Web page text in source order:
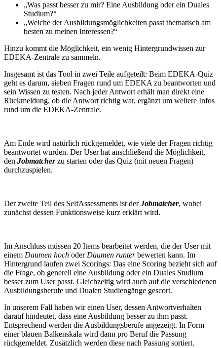
„Was passt besser zu mir? Eine Ausbildung oder ein Duales
Studium?“
„Welche der Ausbildungsmöglichkeiten passt thematisch am
besten zu meinen Interessen?“
Hinzu kommt die Möglichkeit, ein wenig Hintergrundwissen zur
EDEKA-Zentrale zu sammeln.
Insgesamt ist das Tool in zwei Teile aufgeteilt: Beim EDEKA-Quiz
geht es darum, sieben Fragen rund um EDEKA zu beantworten und
sein Wissen zu testen. Nach jeder Antwort erhält man direkt eine
Rückmeldung, ob die Antwort richtig war, ergänzt um weitere Infos
rund um die EDEKA-Zentrale.
Am Ende wird natürlich rückgemeldet, wie viele der Fragen richtig
beantwortet wurden. Der User hat anschließend die Möglichkeit,
den Jobmatcherzu starten oder das Quiz (mit neuen Fragen)
durchzuspielen.
Der zweite Teil des SelfAssessments ist derJobmatcher, wobei
zunächst dessen Funktionsweise kurz erklärt wird.
Im Anschluss müssen 20 Items bearbeitet werden, die der User mit
einem Daumen hoch oder Daumen runterbewerten kann. Im
Hintergrund laufen zwei Scorings: Das eine Scoring bezieht sich auf
die Frage, ob generell eine Ausbildung oder ein Duales Studium
besser zum User passt. Gleichzeitig wird auch auf die verschiedenen
Ausbildungsberufe und Dualen Studiengänge gescort.
In unserem Fall haben wir einen User, dessen Antwortverhalten
darauf hindeutet, dass eine Ausbildung besser zu ihm passt.
Entsprechend werden die Ausbildungsberufe angezeigt. In Form
einer blauen Balkenskala wird dann pro Beruf die Passung
rückgemeldet. Zusätzlich werden diese nach Passung sortiert.